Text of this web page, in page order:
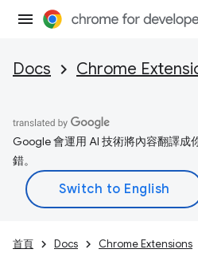
Docs Chrome
Google 會運用 AI 技術將內容翻譯成
錯。
首頁 Docs Chrome Extensions